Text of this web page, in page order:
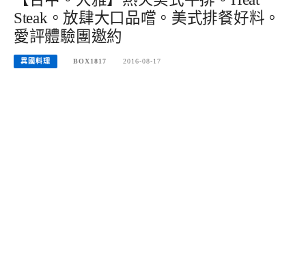
Steak。放肆大口品嚐。美式排餐好料。
愛評體驗團邀約
異國料理 BOX1817 2016-08-17